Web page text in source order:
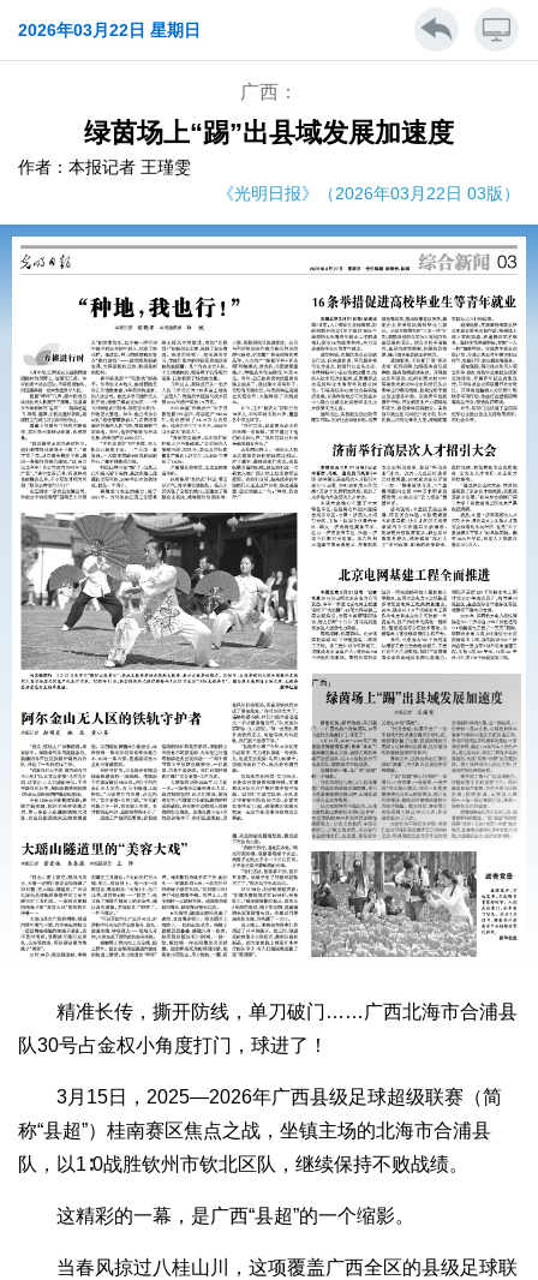
2026年03月22日 星期日
广西：
绿茵场上“踢”出县域发展加速度
作者：本报记者 王瑾雯
《光明日报》（2026年03月22日 03版）
精准长传，撕开防线，单刀破门……广西北海市合浦县
队30号占金权小角度打门，球进了！
3月15日，2025—2026年广西县级足球超级联赛（简
称“县超”）桂南赛区焦点之战，坐镇主场的北海市合浦县
队，以1∶0战胜钦州市钦北区队，继续保持不败战绩。
这精彩的一幕，是广西“县超”的一个缩影。
当春风掠过八桂山川，这项覆盖广西全区的县级足球联